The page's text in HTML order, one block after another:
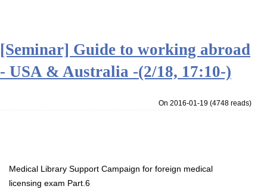
[Seminar] Guide to working abroad
- USA & Australia -(2/18, 17:10-)
On 2016-01-19(4748 reads)
Medical Library Support Campaign for foreign medical
licensing exam Part.6